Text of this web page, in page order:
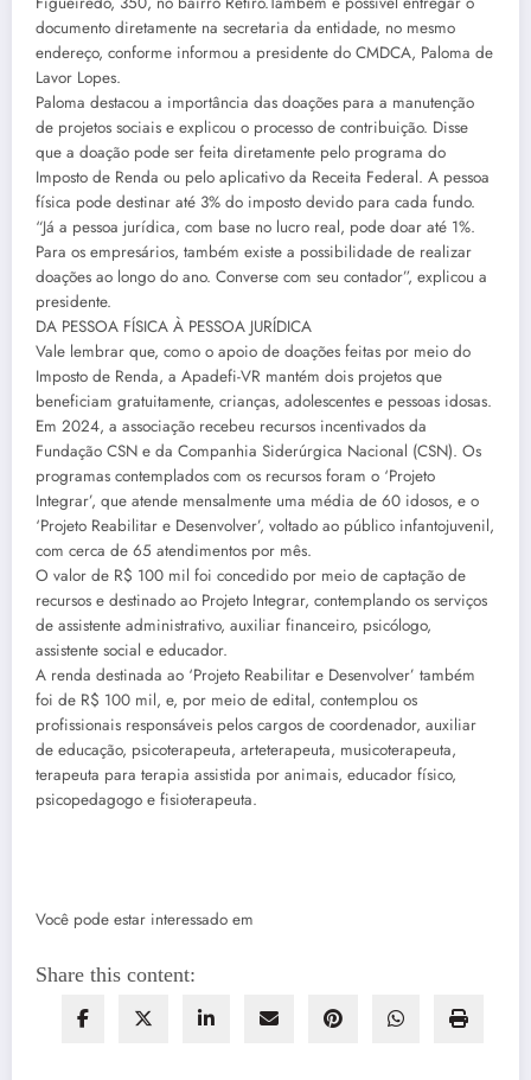
documento diretamente na secretaria da entidade, no mesmo
endereço, conforme informou a presidente do CMDCA, Paloma de
Lavor Lopes.
Paloma destacou a importância das doações para a manutenção
de projetos sociais e explicou o processo de contribuição. Disse
que a doação pode ser feita diretamente pelo programa do
Imposto de Renda ou pelo aplicativo da Receita Federal. A pessoa
física pode destinar até 3% do imposto devido para cada fundo.
“Já a pessoa jurídica, com base no lucro real, pode doar até 1%.
Para os empresários, também existe a possibilidade de realizar
doações ao longo do ano. Converse com seu contador”, explicou a
presidente.
DA PESSOA FÍSICA À PESSOA JURÍDICA
Vale lembrar que, como o apoio de doações feitas por meio do
Imposto de Renda, a Apadefi-VR mantém dois projetos que
beneficiam gratuitamente, crianças, adolescentes e pessoas idosas.
Em 2024, a associação recebeu recursos incentivados da
Fundação CSN e da Companhia Siderúrgica Nacional (CSN). Os
programas contemplados com os recursos foram o ‘Projeto
Integrar’, que atende mensalmente uma média de 60 idosos, e o
‘Projeto Reabilitar e Desenvolver’, voltado ao público infantojuvenil,
com cerca de 65 atendimentos por mês.
O valor de R$ 100 mil foi concedido por meio de captação de
recursos e destinado ao Projeto Integrar, contemplando os serviços
de assistente administrativo, auxiliar financeiro, psicólogo,
assistente social e educador.
A renda destinada ao ‘Projeto Reabilitar e Desenvolver’ também
foi de R$ 100 mil, e, por meio de edital, contemplou os
profissionais responsáveis pelos cargos de coordenador, auxiliar
de educação, psicoterapeuta, arteterapeuta, musicoterapeuta,
terapeuta para terapia assistida por animais, educador físico,
psicopedagogo e fisioterapeuta.
Você pode estar interessado em
Share this content: